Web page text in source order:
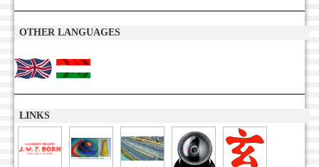
OTHER LANGUAGES
LINKS